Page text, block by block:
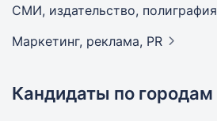
СМИ, издательство, полиграфия
Маркетинг, реклама, PR
Кандидаты по городам